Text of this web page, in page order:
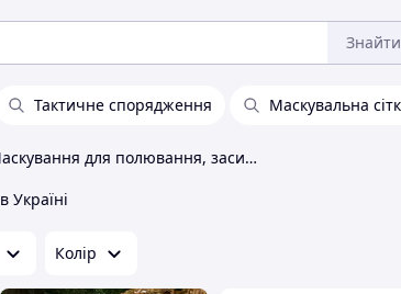
Знайти
Тактичне спорядження Маскувальна
Маскування для полювання, засидження
в Україні
Колір